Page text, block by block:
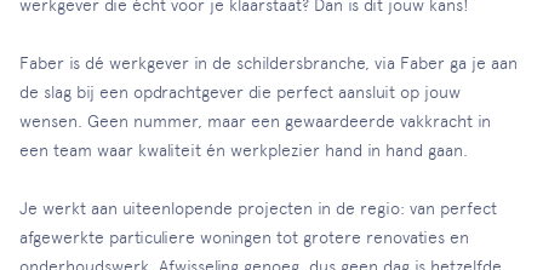
werkgever die écht voor je klaarstaat? Dan is dit jouw kans!
Faber is dé werkgever in de schildersbranche, via Faber ga je aan
de slag bij een opdrachtgever die perfect aansluit op jouw
wensen. Geen nummer, maar een gewaardeerde vakkracht in
een team waar kwaliteit én werkplezier hand in hand gaan.
Je werkt aan uiteenlopende projecten in de regio: van perfect
afgewerkte particuliere woningen tot grotere renovaties en